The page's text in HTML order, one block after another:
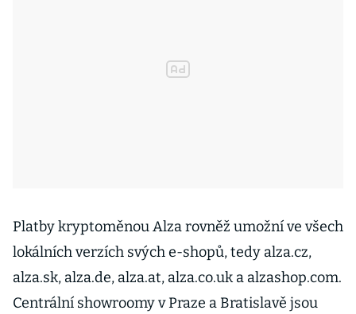
Platby kryptoměnou Alza rovněž umožní ve všech
lokálních verzích svých e-shopů, tedy alza.cz,
alza.sk, alza.de, alza.at, alza.co.uk a alzashop.com.
Centrální showroomy v Praze a Bratislavě jsou